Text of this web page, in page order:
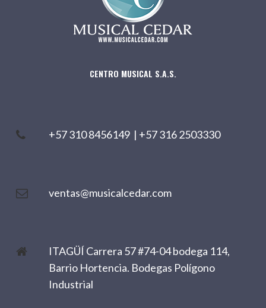
CENTRO MUSICAL S.A.S.
+57 310 8456149 | +57 316 2503330
ventas@musicalcedar.com
ITAGÜÍ Carrera 57 #74-04 bodega 114,
Barrio Hortencia. Bodegas Polígono
Industrial